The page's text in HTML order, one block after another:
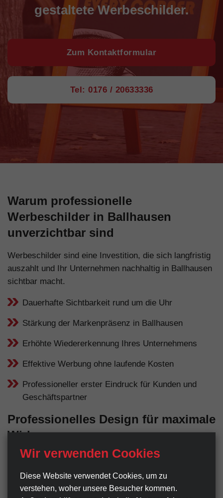
gestaltete Werbeschilder.
Zum Kontaktformular
Tel: 0176 / 20633336
Warum professionelle
Werbeschilder in Ballhausen
unverzichtbar sind
Werbeschilder sind eine Investition, die sich langfristig
auszahlt und Ihr Unternehmen nachhaltig in Ballhausen
sichtbar macht.
Dauerhafte Sichtbarkeit rund um die Uhr
Stärkung der Markenpräsenz in Ballhausen
Erhöhte Wiedererkennung Ihres Unternehmens
Effektive Werbung ohne laufende Kosten
Professioneller erster Eindruck für Kunden und
Geschäftspartner
Professionelles Design für maximale
Wirkung
Ein Werbeschild ist oft der erste Kontaktpunkt
zwischen Ihrem Unternehmen und potenziellen Kunden
in Ballhausen. Deshalb legen wir großen Wert auf ein
Wir verwenden Cookies
Diese Website verwendet Cookies, um zu
verstehen, woher unsere Besucher kommen.